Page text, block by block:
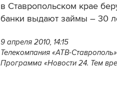
в Ставропольском крае
банки выдают займы – 30
9 апреля 2010, 14:15
Телекомпания «АТВ-Ставрополь»
Программа «Новости 24. Тем